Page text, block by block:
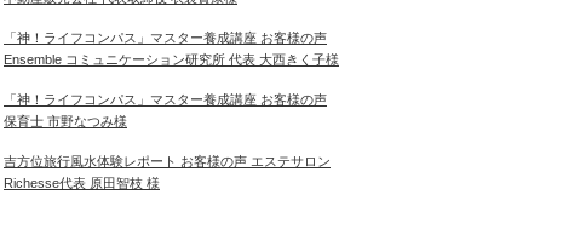
「神！ライフコンパス」マスター養成講座 お客様の声
Ensemble コミュニケーション研究所 代表 大西きく子様
「神！ライフコンパス」マスター養成講座 お客様の声
保育士 市野なつみ様
吉方位旅行風水体験レポート お客様の声 エステサロン
Richesse代表 原田智枝 様